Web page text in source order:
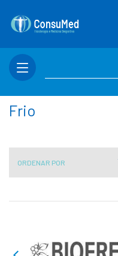
Frio
ORDENAR POR